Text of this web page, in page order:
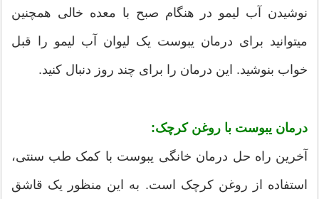
نوشیدن آب لیمو در هنگام صبح با معده خالی همچنین
میتوانید برای درمان یبوست یک لیوان آب لیمو را قبل
خواب بنوشید. این درمان را برای چند روز دنبال کنید.
درمان یبوست با روغن کرچک:
آخرین راه حل درمان خانگی یبوست با کمک طب سنتی،
استفاده از روغن کرچک است. به این منظور یک قاشق